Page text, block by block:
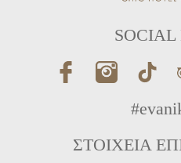
ΣΤΟΙΧΕΙΑ